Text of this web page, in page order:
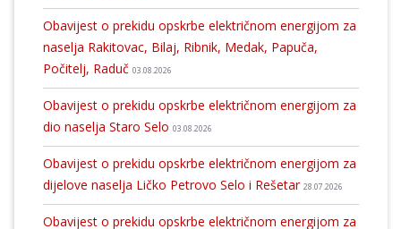
Obavijest o prekidu opskrbe električnom energijom za
naselja Rakitovac, Bilaj, Ribnik, Medak, Papuča,
Počitelj, Raduč 03.08.2026
Obavijest o prekidu opskrbe električnom energijom za
dio naselja Staro Selo 03.08.2026
Obavijest o prekidu opskrbe električnom energijom za
dijelove naselja Ličko Petrovo Selo i Rešetar 28.07.2026
Obavijest o prekidu opskrbe električnom energijom za